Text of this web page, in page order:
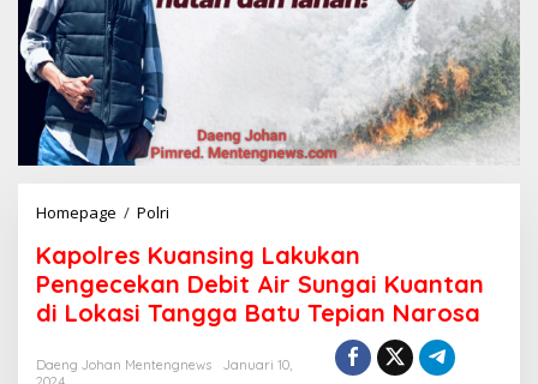
Homepage / Polri
p
o
l
r
s
Kapolres Kuansing Lakukan
Pengecekan Debit Air Sungai Kuantan
di Lokasi Tangga Batu Tepian Narosa
Daeng Johan Mentengnews
Januari 10,